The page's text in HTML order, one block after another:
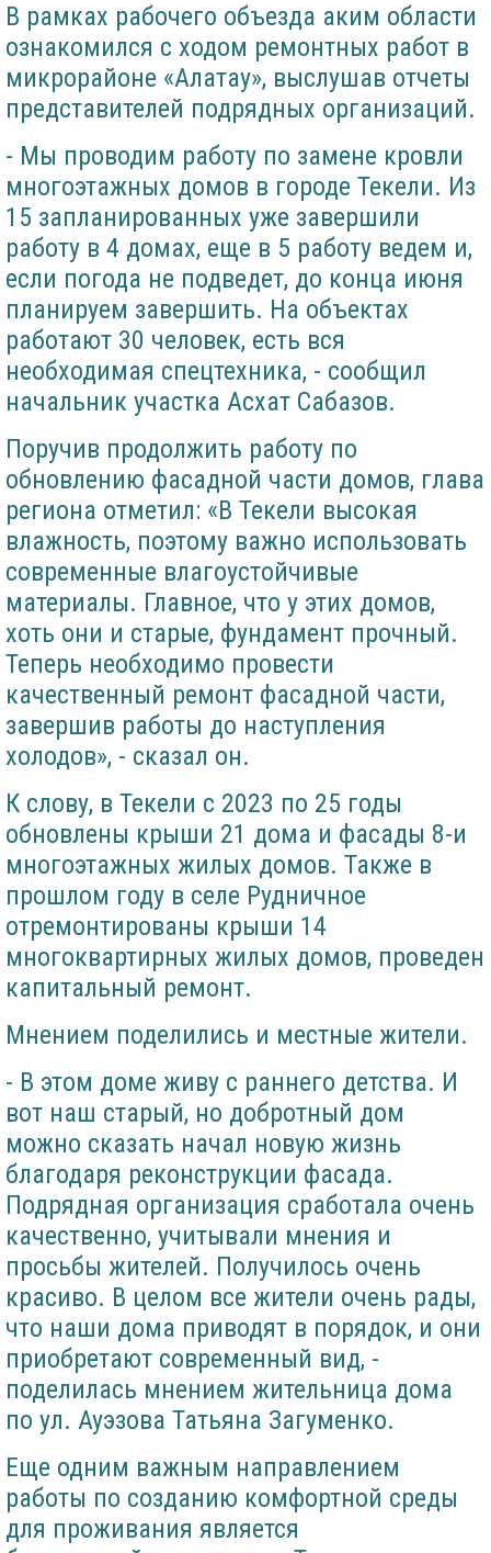
В рамках рабочего объезда аким области
ознакомился с ходом ремонтных работ в
микрорайоне «Алатау», выслушав отчеты
представителей подрядных организаций.
- Мы проводим работу по замене кровли
многоэтажных домов в городе Текели. Из
15 запланированных уже завершили
работу в 4 домах, еще в 5 работу ведем и,
если погода не подведет, до конца июня
планируем завершить. На объектах
работают 30 человек, есть вся
необходимая спецтехника, - сообщил
начальник участка Асхат Сабазов.
Поручив продолжить работу по
обновлению фасадной части домов, глава
региона отметил: «В Текели высокая
влажность, поэтому важно использовать
современные влагоустойчивые
материалы. Главное, что у этих домов,
хоть они и старые, фундамент прочный.
Теперь необходимо провести
качественный ремонт фасадной части,
завершив работы до наступления
холодов», - сказал он.
К слову, в Текели с 2023 по 25 годы
обновлены крыши 21 дома и фасады 8-и
многоэтажных жилых домов. Также в
прошлом году в селе Рудничное
отремонтированы крыши 14
многоквартирных жилых домов, проведен
капитальный ремонт.
Мнением поделились и местные жители.
- В этом доме живу с раннего детства. И
вот наш старый, но добротный дом
можно сказать начал новую жизнь
благодаря реконструкции фасада.
Подрядная организация сработала очень
качественно, учитывали мнения и
просьбы жителей. Получилось очень
красиво. В целом все жители очень рады,
что наши дома приводят в порядок, и они
приобретают современный вид, -
поделилась мнением жительница дома
по ул. Ауэзова Татьяна Загуменко.
Еще одним важным направлением
работы по созданию комфортной среды
для проживания является